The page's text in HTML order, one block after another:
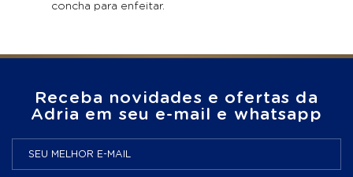
concha para enfeitar.
Receba novidades e ofertas da
Adria em seu e-mail e whatsapp